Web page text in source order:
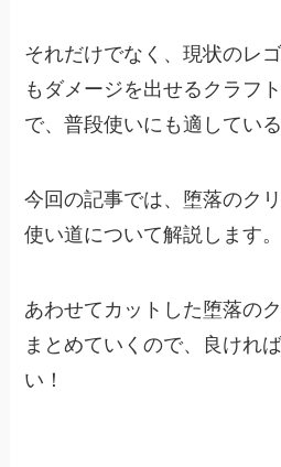
それだけでなく、現状のレ
もダメージを出せるクラフ
で、普段使いにも適している
今回の記事では、堕落のク
使い道について解説します。
あわせてカットした堕落の
まとめていくので、良けれ
い！